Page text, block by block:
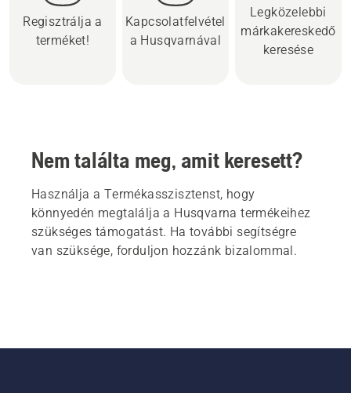
Regisztrálja a
terméket!
Kapcsolatfelvétel
a Husqvarnával
Legközelebbi
márkakereskedő
keresése
Nem találta meg, amit keresett?
Használja a Termékasszisztenst, hogy
könnyedén megtalálja a Husqvarna termékeihez
szükséges támogatást. Ha további segítségre
van szüksége, forduljon hozzánk bizalommal.